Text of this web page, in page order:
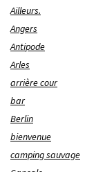
Ailleurs.
Angers
Antipode
Arles
arrière cour
bar
Berlin
bienvenue
camping sauvage